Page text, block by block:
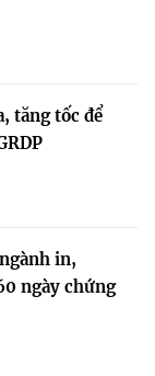
tăng tốc để
in,
ngày chứng